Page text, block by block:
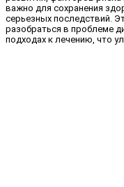
важно для сохранения
серьезных последствий.
разобраться в проблеме
подходах к лечению, что